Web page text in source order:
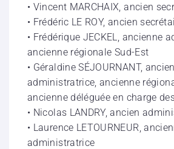
• Vincent MARCHAIX, ancien
• Frédéric LE ROY, ancien
• Frédérique JECKEL, ancienne
ancienne régionale Sud-Est
• Géraldine SÉJOURNANT,
administratrice, ancienne
ancienne déléguée en charge
• Nicolas LANDRY, ancien
• Laurence LETOURNEUR,
administratrice